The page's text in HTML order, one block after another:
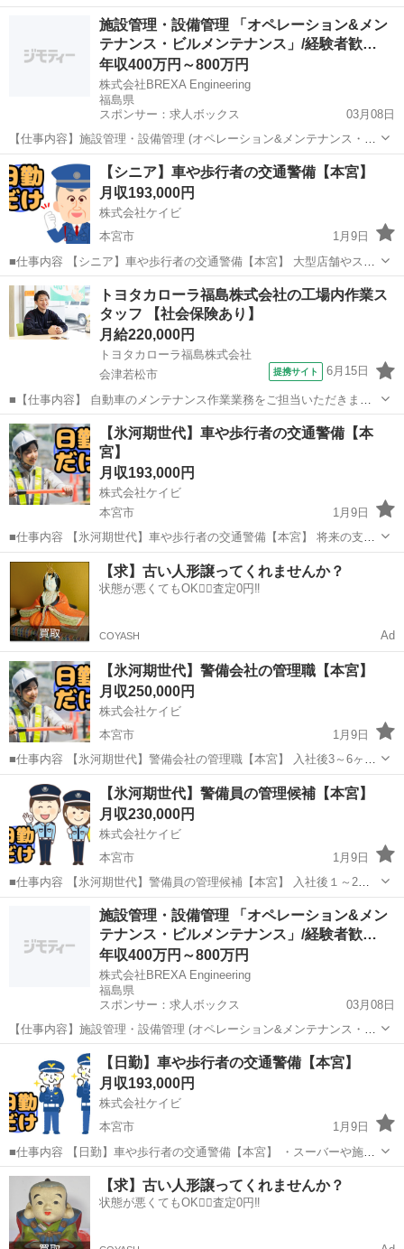
パーなどの駐車場における警備業務、工事現場等での交通誘導をお任
せします。 立ち仕事ではありますが、力を使う仕事はありません。年
齢を問わず活躍できる環...
本宮市 警備員 障害者雇用
施設管理・設備管理 「オペレーション&メン
テナンス・ビルメンテナンス」/経験者歓…
年収400万円～800万円
株式会社BREXA Engineering
福島県
スポンサー：求人ボックス
03月08日
【仕事内容】施設管理・設備管理 (オペレーション&メンテナンス・ビ
ルメンテナンス) 年収 400万円～800万円 (経験能力考慮の上優遇) 勤務
地 山梨県 仕事内容 <職務内容> 全国の産業プラントや大規模施設にお
ける、機械設備お...
正社員
【シニア】車や歩行者の交通警備【本宮】
月収193,000円
株式会社ケイビ
本宮市
1月9日
■仕事内容 【シニア】車や歩行者の交通警備【本宮】 大型店舗やスー
パーなどの駐車場における警備業務、工事現場等での交通誘導をお任
せします。 立ち仕事ではありますが、力を使う仕事はありません。年
齢を問わず活躍できる環...
福島 本宮市 警備員 未経験
トヨタカローラ福島株式会社の工場内作業ス
タッフ 【社会保険あり】
月給220,000円
トヨタカローラ福島株式会社
会津若松市
提携サイト 6月15日
■【仕事内容】 自動車のメンテナンス作業業務をご担当いただきま
す。 具体的には… ・自動車の点検・整備 （車検、12ヶ月点検、6ヶ月
点検、オイル/タイヤ交換、故障修理と点検、整備内容の説明など） ・
引き取り・納車 カロー...
福島 会津若松市 メンテナンス
【氷河期世代】車や歩行者の交通警備【本
宮】
月収193,000円
株式会社ケイビ
本宮市
1月9日
■仕事内容 【氷河期世代】車や歩行者の交通警備【本宮】 将来の支店
長や警備隊長、人事、総務などの管理職候補として警備業務全般をお
任せします。 ・スーバーや施設の駐車場内での案内、誘導 ・イベント
会場での人の整理、...
福島 本宮市 警備員 未経験
【求】古い人形譲ってくれませんか？
状態が悪くてもOK🙆‍♀️査定0円‼️
COYASH Ad
【氷河期世代】警備会社の管理職【本宮】
月収250,000円
株式会社ケイビ
本宮市
1月9日
■仕事内容 【氷河期世代】警備会社の管理職【本宮】 入社後3～6ヶ月
程度は、交通誘導警備業務検定２級の資格取得と当社の業務体制等を
知って頂く為に現場に出て頂きますが、その後は管理職候補として、
事務所にて支店長補佐など...
福島 警備員 業務
【氷河期世代】警備員の管理候補【本宮】
月収230,000円
株式会社ケイビ
本宮市
1月9日
■仕事内容 【氷河期世代】警備員の管理候補【本宮】 入社後１～2年
は警備業務で経験を積んで頂いた後、幹部候補として事務所での管理
業務をお任せします。 【入社時】 ・交通誘導警備 、車両・歩行者の
誘導 ・駐車場警...
本宮市 警備員 業務
施設管理・設備管理 「オペレーション&メン
テナンス・ビルメンテナンス」/経験者歓…
年収400万円～800万円
株式会社BREXA Engineering
福島県
スポンサー：求人ボックス
03月08日
【仕事内容】施設管理・設備管理 (オペレーション&メンテナンス・ビ
ルメンテナンス) 年収 400万円～800万円 (経験能力考慮の上優遇) 勤務
地 青森県 仕事内容 <職務内容> 全国の産業プラントや大規模施設にお
ける、機械設備お...
【日勤】車や歩行者の交通警備【本宮】
月収193,000円
株式会社ケイビ
本宮市
1月9日
■仕事内容 【日勤】車や歩行者の交通警備【本宮】 ・スーバーや施設
の駐車場内での案内、誘導 ・イベント会場での人の整理、駐車場案内
・工事現場等での車両、歩行者の誘導 ※基本2名~3名体制で現場に付
きます。 ...
福島 本宮市 警備員 未経験
【求】古い人形譲ってくれませんか？
状態が悪くてもOK🙆‍♀️査定0円‼️